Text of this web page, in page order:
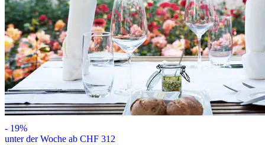
- 19%
unter der Woche ab CHF 312